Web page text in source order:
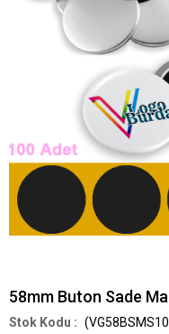
58mm Buton Sade